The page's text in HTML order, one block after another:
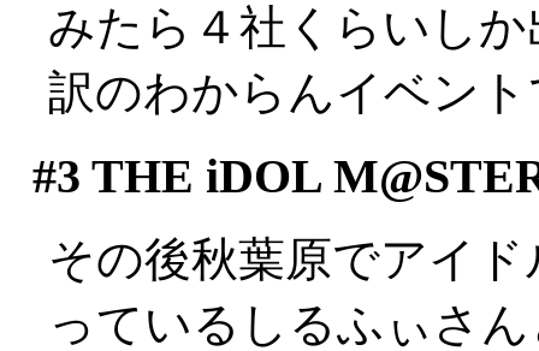
みたら４社くらいし
訳のわからんイベン
#3 THE iDOL
その後秋葉原でアイ
っているしるふぃさ